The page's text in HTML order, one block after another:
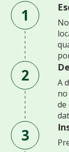
1
2
A
de
3